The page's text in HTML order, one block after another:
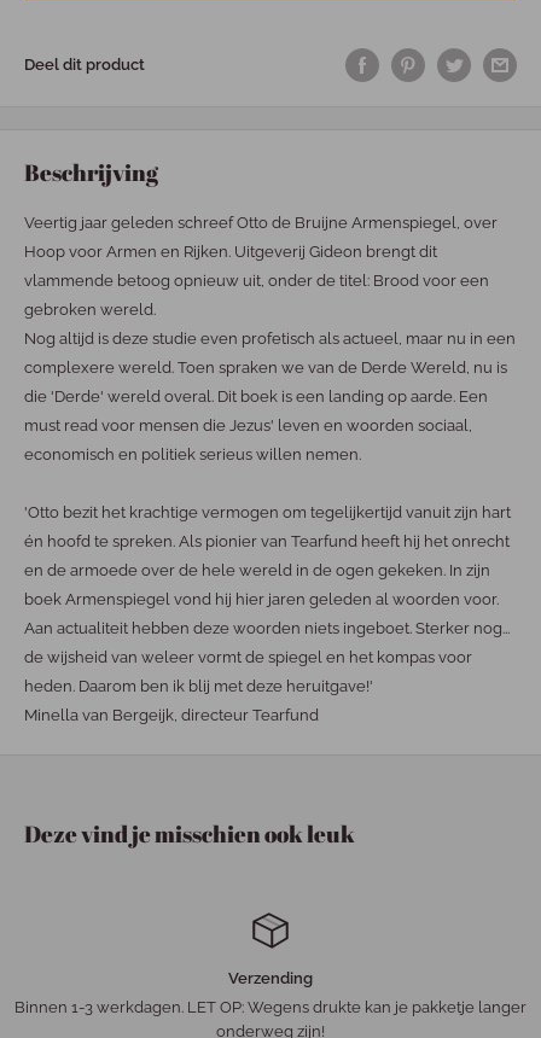
Deel dit product
Beschrijving
Veertig jaar geleden schreef Otto de Bruijne Armenspiegel, over
Hoop voor Armen en Rijken. Uitgeverij Gideon brengt dit
vlammende betoog opnieuw uit, onder de titel: Brood voor een
gebroken wereld.
Nog altijd is deze studie even profetisch als actueel, maar nu in een
complexere wereld. Toen spraken we van de Derde Wereld, nu is
die 'Derde' wereld overal. Dit boek is een landing op aarde. Een
must read voor mensen die Jezus' leven en woorden sociaal,
economisch en politiek serieus willen nemen.
'Otto bezit het krachtige vermogen om tegelijkertijd vanuit zijn hart
én hoofd te spreken. Als pionier van Tearfund heeft hij het onrecht
en de armoede over de hele wereld in de ogen gekeken. In zijn
boek Armenspiegel vond hij hier jaren geleden al woorden voor.
Aan actualiteit hebben deze woorden niets ingeboet. Sterker nog...
de wijsheid van weleer vormt de spiegel en het kompas voor
heden. Daarom ben ik blij met deze heruitgave!'
Minella van Bergeijk, directeur Tearfund
Deze vind je misschien ook leuk
Verzending
Binnen 1-3 werkdagen. LET OP: Wegens drukte kan je pakketje langer
onderweg zijn!